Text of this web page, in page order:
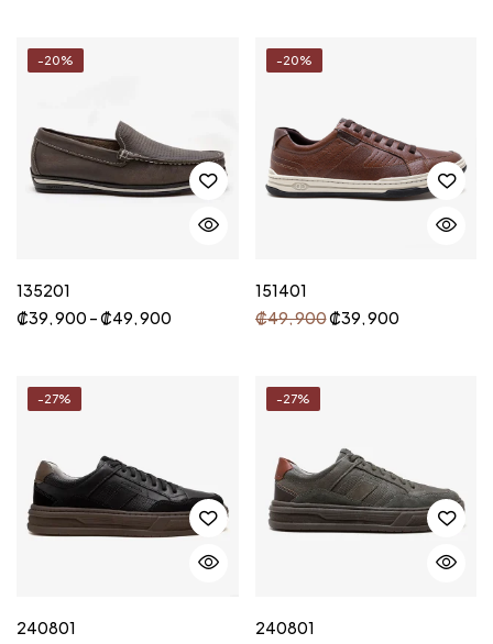
-20%
135201
₡39, 900 –₡49, 900
-20%
151401
₡49, 900₡39, 900
-27%
240801
-27%
240801